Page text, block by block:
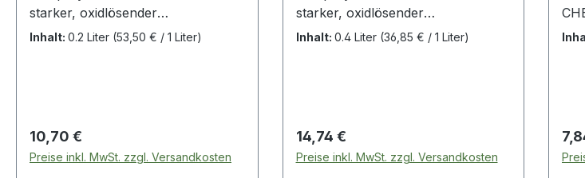
starker, oxidlösender
Kontaktreiniger · hochwirksames
zur schnellen Instandsetzung bei
Störungen in Anlagen und
Geräten, sowie zur vorbeugenden
Inhalt: 0.2 Liter (53,50 € / 1 Liter)
Regulärer Preis:
10,70 €
Preise inkl. MwSt. zzgl. Versandkosten
starker, oxidlösender
Kontaktreiniger · hochwirksames
zur schnellen Instandsetzung bei
Störungen in Anlagen und
Geräten, sowie zur vorbeugenden
Inhalt: 0.4 Liter (36,85 € / 1 Liter)
Regulärer Preis:
14,74 €
Preise inkl. MwSt. zzgl. Versandkosten
zur